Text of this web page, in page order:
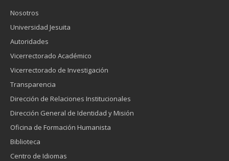
Nosotros
Universidad Jesuita
Autoridades
Vicerrectorado Académico
Vicerrectorado de Investigación
Transparencia
Dirección de Relaciones Institucionales
Dirección General de Identidad y Misión
Oficina de Formación Humanista
Biblioteca
Centro de Idiomas